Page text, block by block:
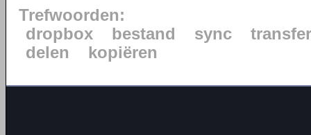
Trefwoorden:
dropbox
bestand sync
transfer
delen
kopiëren